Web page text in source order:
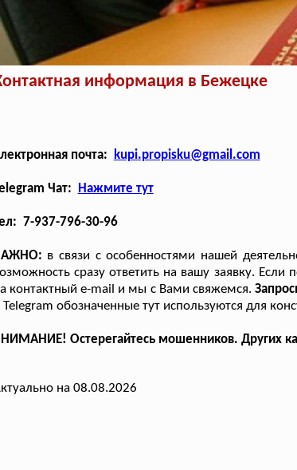
информация в Бежецке
почта: kupi.propisku@gmail.com
Чат: Нажмите тут
7-937-796-30-96
в связи с особенностями нашей
сразу ответить на вашу заявку.
контактный e-mail и мы с Вами свяжемся.
Telegram обозначенные тут используются для
Остерегайтесь мошенников. Других
на 08.08.2026